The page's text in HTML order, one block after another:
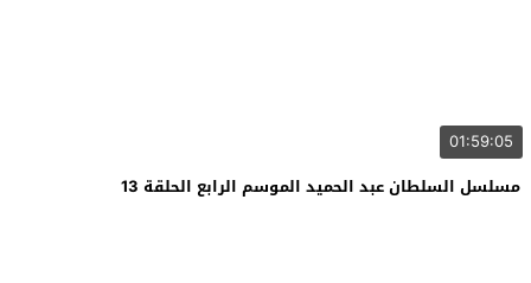
01:59:05
مسلسل السلطان عبد الحميد الموسم الرابع الحلقة 13